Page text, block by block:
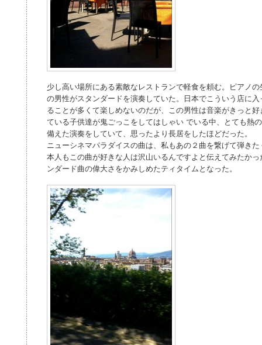
少し高い場所にある素敵なレストランで軽食を頼む。ピアノ
の男性がスタンダードを演奏していた。日本でこういう店に
ることが多くて楽しめないのだが、この男性は音楽がきっと
ている子供達が鬼ごっこをしてはしゃい でいる中、とても熱
備えた演奏をしていて、思ったより長居をしたほどだった。
ニューシネマパラダイスの曲は、私もあの２曲を繋げて弾き
本人もこの曲が好きな人は沢山いるんですよと伝えてみたか
ンダード曲の偉大さをかみしめたティタイムとなった。